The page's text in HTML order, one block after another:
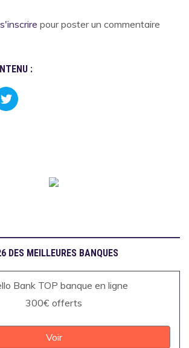
s'inscrire pour poster un commentaire
:
DES MEILLEURES BANQUES
300€ offerts
Voir